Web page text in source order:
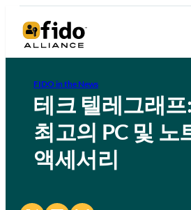
FIDO in the News
테크 텔레그래
최고의 PC 및 노
액세서리